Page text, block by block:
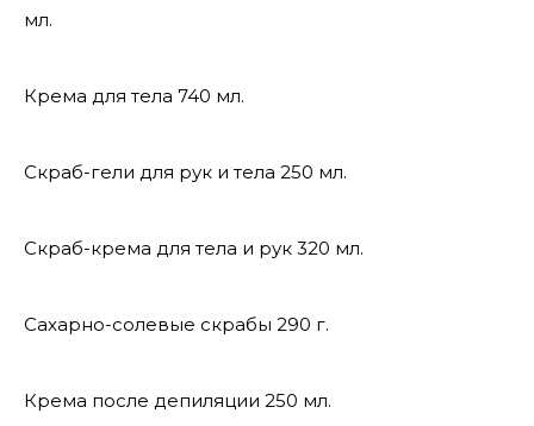
мл.
Крема для тела 740 мл.
Скраб-гели для рук и тела 250 мл.
Скраб-крема для тела и рук 320 мл.
Сахарно-солевые скрабы 290 г.
Крема после депиляции 250 мл.